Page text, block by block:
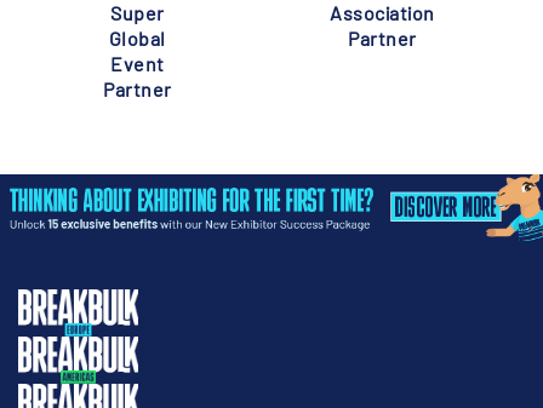
Super
Global
Event
Partner
Association
Partner